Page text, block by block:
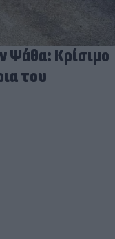
Ψάθα: Κρίσιμο
του